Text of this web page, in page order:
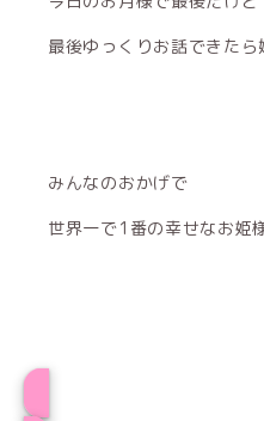
最後ゆっくりお話できたら
みんなのおかげで
世界一で1番の幸せなお姫